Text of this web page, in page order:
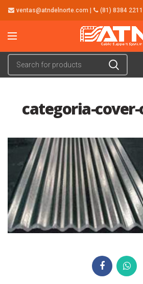
ventas@atndelnorte.com | (81) 8384 2211
categoria-